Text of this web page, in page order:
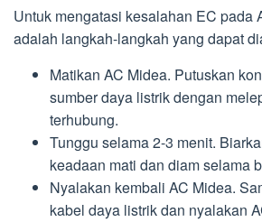
Untuk mengatasi kesalahan EC pada
adalah langkah-langkah yang dapat
Matikan AC Midea. Putuskan
sumber daya listrik dengan
terhubung.
Tunggu selama 2-3 menit.
keadaan mati dan diam selama
Nyalakan kembali AC Midea.
kabel daya listrik dan nyalakan